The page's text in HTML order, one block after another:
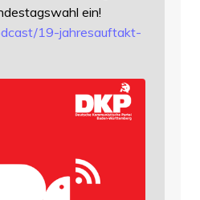
ein!
19-jahresauftakt-